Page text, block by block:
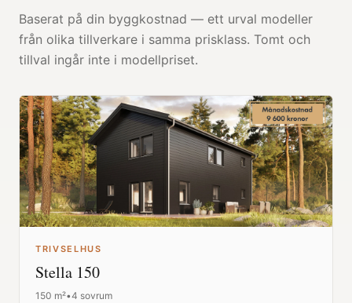
Baserat på din byggkostnad — ett urval modeller
från olika tillverkare i samma prisklass. Tomt och
tillval ingår inte i modellpriset.
TRIVSELHUS
Stella 150
150 m²•4 sovrum